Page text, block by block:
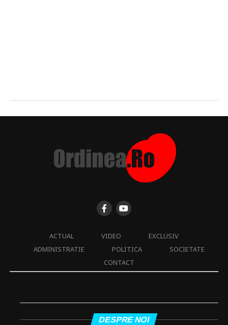
ACTUAL VIDEO
EXCLUSIV
ADMINISTRATIE
POLITICA
SOCIETATE
CONTACT
DESPRE NOI